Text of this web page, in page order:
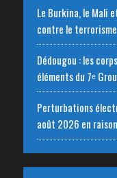
Le Burkina, le Mali
contre le
Dédougou : les
éléments du 7ᵉ
Perturbations
août 2026 en